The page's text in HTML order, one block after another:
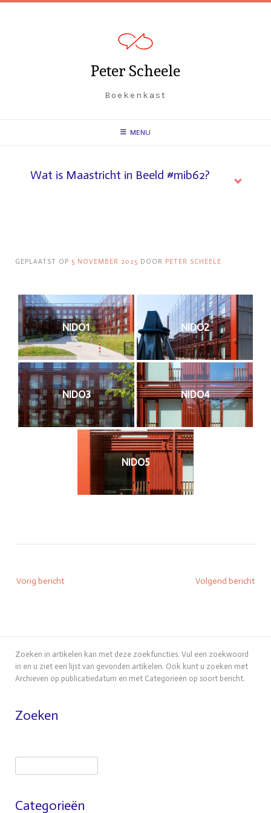
Spring
Peter Scheele
Boekenkast
MENU
Wat is Maastricht in Beeld #mib62?
GEPLAATST OP 5 NOVEMBER 2025 DOOR PETER SCHEELE
NIDO1 NIDO2
NIDO3 NIDO4
NIDO5
navigatie
Vorig bericht Volgend bericht
Zoeken in artikelen kan met deze zoekfuncties. Vul een zoekwoord
in en u ziet een lijst van gevonden artikelen. Ook kunt u zoeken met
Archieven op publicatiedatum en met Categorieën op soort bericht.
Zoeken
Categorieën